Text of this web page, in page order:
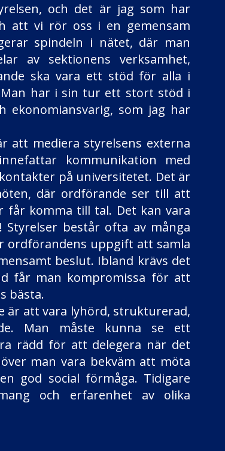
och det är jag som har
att vi rör oss i en gemensam
spindeln i nätet, där man
av sektionens verksamhet,
ska vara ett stöd för alla i
Man har i sin tur ett stort stöd i
ekonomiansvarig, som jag har
att mediera styrelsens externa
kommunikation med
på universitetet. Det är
där ordförande ser till att
får komma till tal. Det kan vara
består ofta av många
ordförandens uppgift att samla
beslut. Ibland krävs det
får man kompromissa för att
bästa.
är att vara lyhörd, strukturerad,
Man måste kunna se ett
rädd för att delegera när det
man vara bekväm att möta
god social förmåga. Tidigare
och erfarenhet av olika